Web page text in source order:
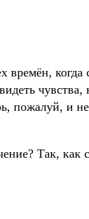
когда
чувства,
пожалуй, и
Так, как